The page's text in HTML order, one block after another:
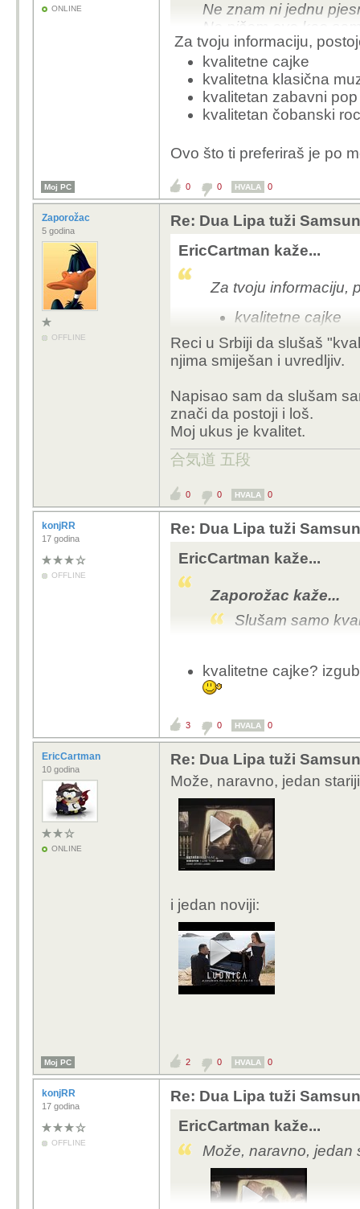
ONLINE
Ne znam ni jednu
Ne pišem ovo kao
mladima što slušati.
Za tvoju informaciju,
kvalitetne cajke
kvalitetna klasična
kvalitetan zabavni pop
kvalitetan čobanski
Ovo što ti preferiraš je po
Moj PC 0 0 HVALA 0
Zaporožac
5 godina
OFFLINE
Re: Dua Lipa tuži
EricCartman kaže...
Za tvoju informaciju,
kvalitetne cajke
kvalitetna
kvalitetan
kvalitetan
Ovo što ti preferiraš
Reci u Srbiji da slušaš
njima smiješan i uvredljiv.
Napisao sam da slušam
znači da postoji i loš.
Moj ukus je kvalitet.
合気道 五段
0 0 HVALA 0
konjRR
17 godina
OFFLINE
Re: Dua Lipa tuži
EricCartman kaže...
Zaporožac kaže...
Slušam samo
Ne pišem ovo
Za tvoju informaciju,
kvalitetne cajke
kvalitetna
kvalitetan
kvalitetan
Ovo što ti preferiraš
kvalitetne cajke?
3 0 HVALA 0
EricCartman
10 godina
ONLINE
Re: Dua Lipa tuži
Može, naravno, jedan
i jedan noviji:
Moj PC 2 0 HVALA 0
konjRR
17 godina
OFFLINE
Re: Dua Lipa tuži
EricCartman kaže...
Može, naravno, jedan